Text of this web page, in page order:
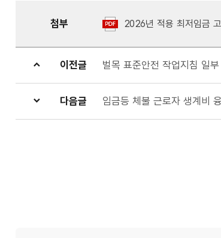
첨부 2026년 적용 최저임금
이전글 벌목 표준안전 작업지침 일부
다음글 임금등 체불 근로자 생계비